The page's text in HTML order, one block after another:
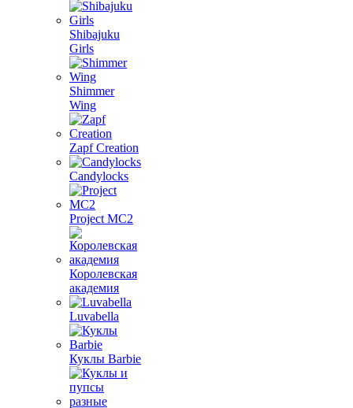
Shibajuku
Girls
Shimmer
Wing
Zapf Creation
Candylocks
Project MС2
Королевская
академия
Luvabella
Куклы Barbie